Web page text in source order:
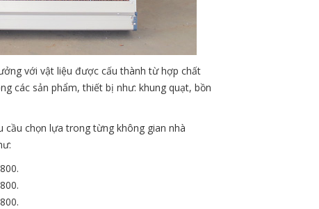
với vật liệu được cấu thành từ hợp chất
các sản phẩm, thiết bị như: khung quạt, bồn
chọn lựa trong từng không gian nhà